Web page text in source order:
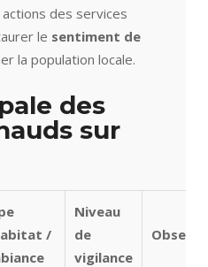
des services
le sentiment de
la population locale.
des
sur
/
Niveau
de
vigilance